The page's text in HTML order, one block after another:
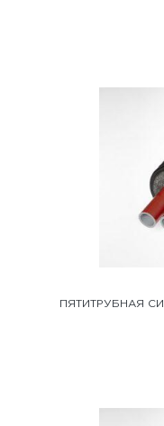
ПЯТИТРУБНАЯ